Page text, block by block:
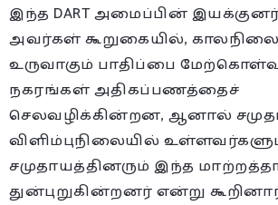
இந்த DART அமைப்பின் இயக்குனர்
அவர்கள் கூறுகையில்,
உருவாகும் பாதிப்பை
நகரங்கள் அதிகப்பணத்தைச்
செலவழிக்கின்றன, ஆனால்
விளிம்புநிலையில்
சமுதாயத்தினரும் இந்த
துன்புறுகின்றனர் என்று